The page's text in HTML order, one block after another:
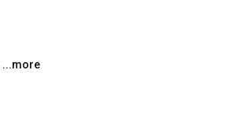
...more